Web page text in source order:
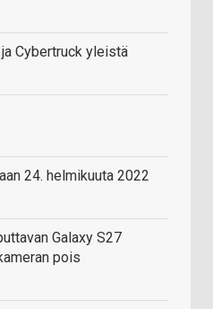
ja Cybertruck yleistä
24. helmikuuta 2022
Galaxy S27
pois